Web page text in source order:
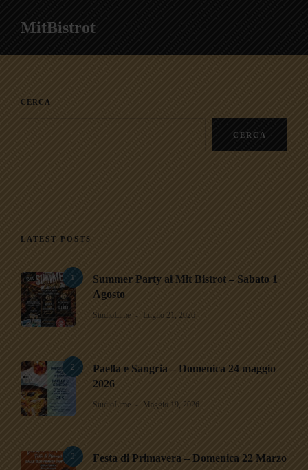
MitBistrot
CERCA
CERCA
LATEST POSTS
1
Summer Party al Mit Bistrot – Sabato 1
Agosto
StudioLime Luglio 21, 2026
2
Paella e Sangria – Domenica 24 maggio
2026
StudioLime Maggio 19, 2026
3 Festa di Primavera – Domenica 22 Marzo